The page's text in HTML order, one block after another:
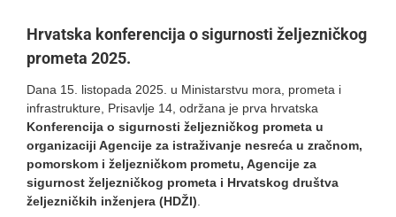
Hrvatska konferencija o sigurnosti željezničkog
prometa 2025.
Dana 15. listopada 2025. u Ministarstvu mora, prometa i
infrastrukture, Prisavlje 14, održana je prva hrvatska
Konferencija o sigurnosti željezničkog prometa u
organizaciji Agencije za istraživanje nesreća u zračnom,
pomorskom i željezničkom prometu, Agencije za
sigurnost željezničkog prometa i Hrvatskog društva
željezničkih inženjera (HDŽI).